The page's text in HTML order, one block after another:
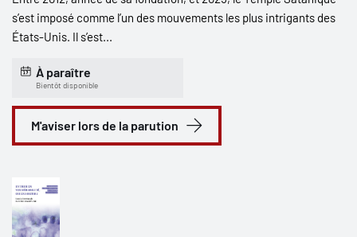
s’est imposé comme l’un des mouvements les plus intrigants des
États-Unis. Il s’est...
À paraître
Bientôt disponible
M'aviser lors de la parution